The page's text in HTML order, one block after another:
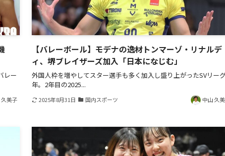
レー
久美子
【バレーボール】モデナの逸材トンマーゾ・リナルデ
ィ、堺ブレイザーズ加入「日本になじむ」
外国人枠を増やしてスター選手も多く加入し盛り上がったSVリー
年。2年目の2025...
2025年8月31日 国内スポーツ 中山 久